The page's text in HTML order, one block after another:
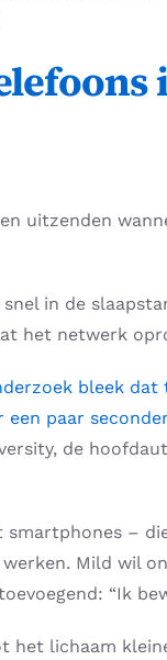
uitzenden
in de
het netwerk
bleek
paar
de
smartphones –
Mild wil
“Ik
het lichaam